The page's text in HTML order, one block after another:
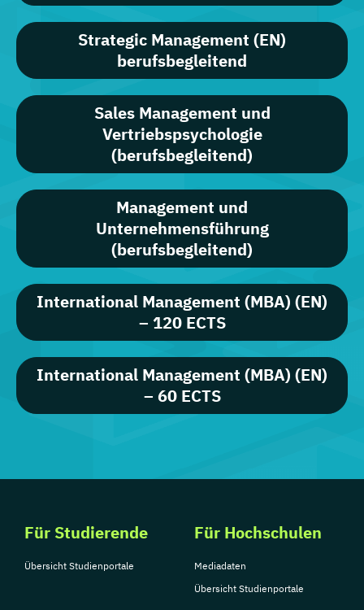
Strategic Management (EN)
berufsbegleitend
Sales Management und
Vertriebspsychologie
(berufsbegleitend)
Management und
Unternehmensführung
(berufsbegleitend)
International Management (MBA) (EN)
– 120 ECTS
International Management (MBA) (EN)
– 60 ECTS
Für Studierende
Übersicht Studienportale
Für Hochschulen
Mediadaten
Übersicht Studienportale